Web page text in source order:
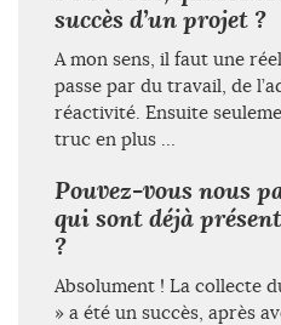
succès d’un projet ?
A mon sens, il faut une
passe par du travail, de
réactivité. Ensuite
truc en plus …
Pouvez-vous nous
qui sont déjà
?
Absolument ! La collecte
» a été un succès, après